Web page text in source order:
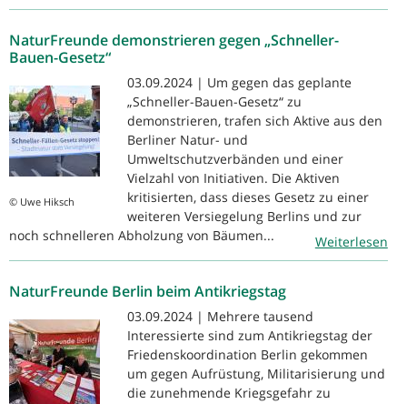
NaturFreunde demonstrieren gegen „Schneller-
Bauen-Gesetz“
© Uwe Hiksch
03.09.2024 | Um gegen das geplante
„Schneller-Bauen-Gesetz“ zu
demonstrieren, trafen sich Aktive aus den
Berliner Natur- und
Umweltschutzverbänden und einer
Vielzahl von Initiativen. Die Aktiven
kritisierten, dass dieses Gesetz zu einer
weiteren Versiegelung Berlins und zur
noch schnelleren Abholzung von Bäumen...
Weiterlesen
NaturFreunde Berlin beim Antikriegstag
03.09.2024 | Mehrere tausend
Interessierte sind zum Antikriegstag der
Friedenskoordination Berlin gekommen
um gegen Aufrüstung, Militarisierung und
die zunehmende Kriegsgefahr zu